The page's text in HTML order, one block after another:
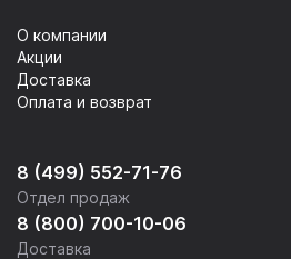
8 (499) 552-71-76
Отдел продаж
8 (800) 700-10-06
Доставка
О компании
Акции
Доставка
Оплата и возврат